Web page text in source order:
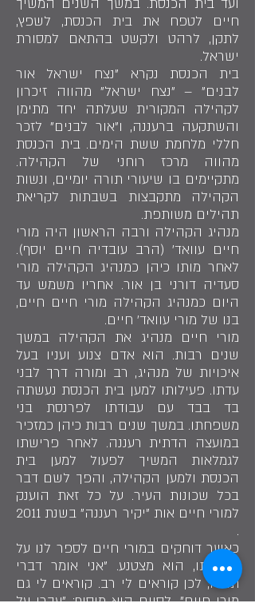
חיים לטפח את בית הכנסת, לשפץ,
לתקן, לרהט ולקשט בהתאם למסורת
ישראל.
בית הכנסת נקרא "נצח ישראל אור
לבנים" – "נצח ישראל" מהווה זיכרון
לקהילה המקורית שעלתה יחד מתימן
והשתקעה ברעננה, ו"אור לבנים" לזכר
חללי מלחמת ששת הימים. בית הכנסת
מהווה מרכז רוחני של הקהילה.
מתקיימים בו שיעורי תורה יומיים, ונשות
הקהילה מתקבצות בשבתות לקריאת
תהילים משותפת.
מנהיג הקהילה ורבה הראשון היה מורי
חיים עוואד' (הרב עובדיה חיים יוסף).
לאחר מותו כיהן כמנהיג הקהילה מורי
סעדיה דורני בן אור. אחריו משמש עד
היום כמנהיג הקהילה מורי חיים חיים,
בנו של מורי עוואד' חיים.
מורי חיים מנהיג את הקהילה במשך
שנים רבות. הוא אדם צנוע ועניו בעל
איכויות של מנהיג, רב ומורה דרך לבני
עדתו. פעילותו למען בית הכנסת נעשתה
בד בבד עם עבודתו לפרנסת בני
משפחתו. במשך שנים רבות כיהן כמזכיר
במועצה הדתית רעננה. לאחר פרישתו
לגמלאות המשיך לפעול למען בית
הכנסת ולמען הקהילה, והפך לשם דבר
בכל שכונות העיר. על כל זאת הוענק
למורי חיים אות "יקיר רעננה" בשנת 2011
.
כאשר דוחקים במורי חיים לספר לנו על
פעילותו, הוא מצטנע. "אני אומר דברי
תורה, לכן קוראים לי רב. קוראים לי גם
מורי חיים". לסיום הוא מוסיף: "עברו על